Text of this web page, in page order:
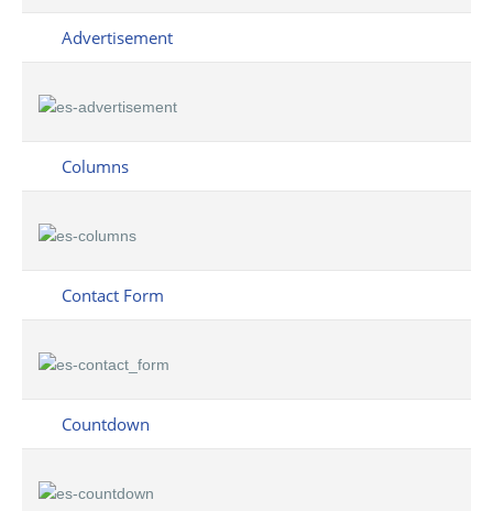
Advertisement
Columns
Contact Form
Countdown